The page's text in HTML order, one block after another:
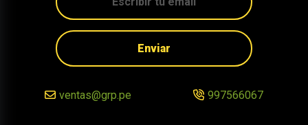
Enviar
ventas@grp.pe 997566067